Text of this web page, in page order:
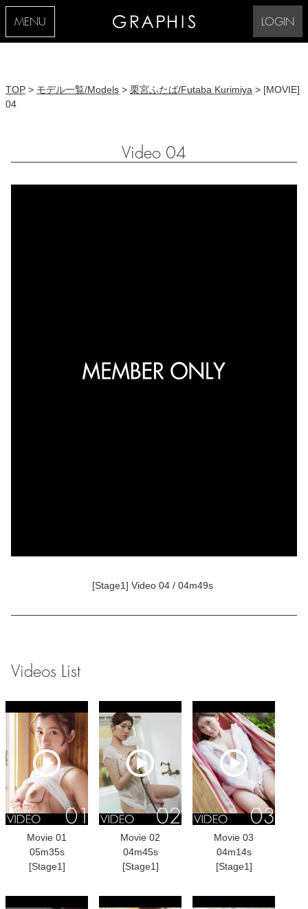
MENU LOGIN
TOP > モデル一覧/Models > 栗宮ふたば/Futaba Kurimiya > [MOVIE]
04
Video 04
[Stage1] Video 04 / 04m49s
Videos List
Movie 01
05m35s
[Stage1]
Movie 02
04m45s
[Stage1]
Movie 03
04m14s
[Stage1]